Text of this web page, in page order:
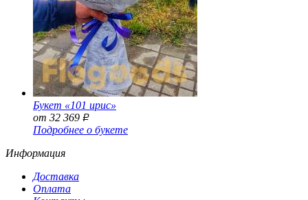
Букет «101 ирис»
от 32 369 Р
Подробнее о букете
Информация
Доставка
Оплата